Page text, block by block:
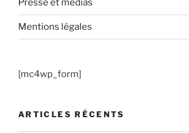
Presse et médias
Mentions légales
[mc4wp_form]
ARTICLES RÉCENTS